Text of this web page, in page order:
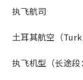
执飞航司
土耳其航空（
执飞机型（长途